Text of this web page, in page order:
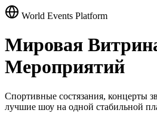
World Events Platform
Мировая
Мероприятий
Спортивные состязания, концерты
лучшие шоу на одной стабильной